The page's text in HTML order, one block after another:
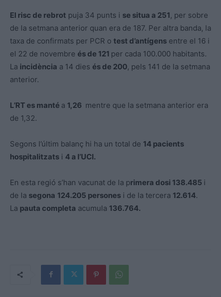
El risc de rebrot puja 34 punts i se situa a 251, per sobre
de la setmana anterior quan era de 187. Per altra banda, la
taxa de confirmats per PCR o test d’antígens entre el 16 i
el 22 de novembre és de 121 per cada 100.000 habitants.
La incidència a 14 dies és de 200, pels 141 de la setmana
anterior.
L’RT es manté a 1,26 mentre que la setmana anterior era
de 1,32.
Segons l’últim balanç hi ha un total de 14 pacients
hospitalitzats i 4 a l’UCI.
En esta regió s’han vacunat de la primera dosi 138.485 i
de la segona 124.205 persones i de la tercera 12.614.
La pauta completa acumula 136.764.